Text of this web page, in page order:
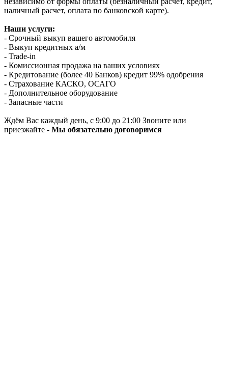
наличный расчет, оплата по банковской карте).
Наши услуги:
- Срочный выкуп вашего автомобиля
- Выкуп кредитных а/м
- Trade-in
- Комиссионная продажа на ваших условиях
- Кредитование (более 40 Банков) кредит 99% одобрения
- Страхование КАСКО, ОСАГО
- Дополнительное оборудование
- Запасные части
Ждём Вас каждый день, с 9:00 до 21:00 Звоните или
приезжайте - Мы обязательно договоримся